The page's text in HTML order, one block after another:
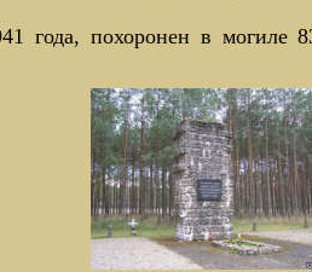
года, похоронен в могиле